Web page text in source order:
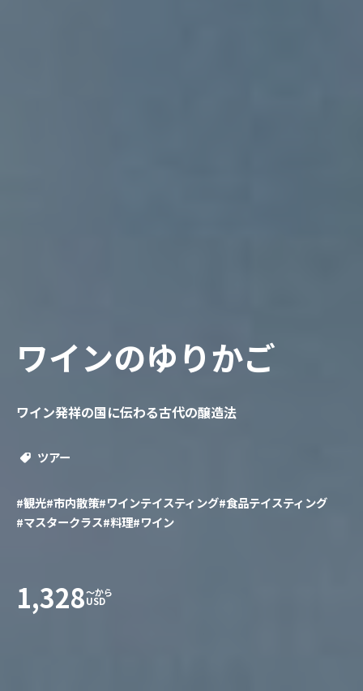
ワインのゆりかご
ワイン発祥の国に伝わる古代の醸造法
ツアー
#観光#市内散策#ワインテイスティング#食品テイスティング
#マスタークラス#料理#ワイン
1,328〜から
USD